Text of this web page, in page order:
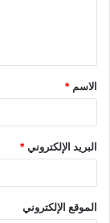
ق
*
الاسم *
البريد الإلكتروني*
الموقع الإلكتروني